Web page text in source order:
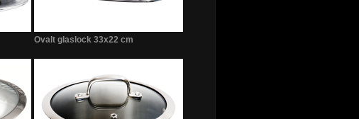
Ovalt glaslock 33x22 cm